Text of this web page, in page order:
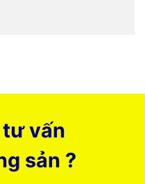
vấn
sản ?